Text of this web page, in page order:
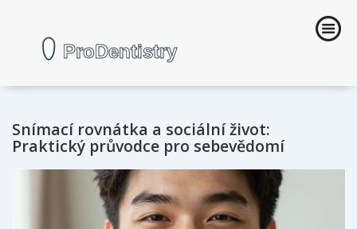
Snímací rovnátka a sociální život:
Praktický průvodce pro sebevědomí